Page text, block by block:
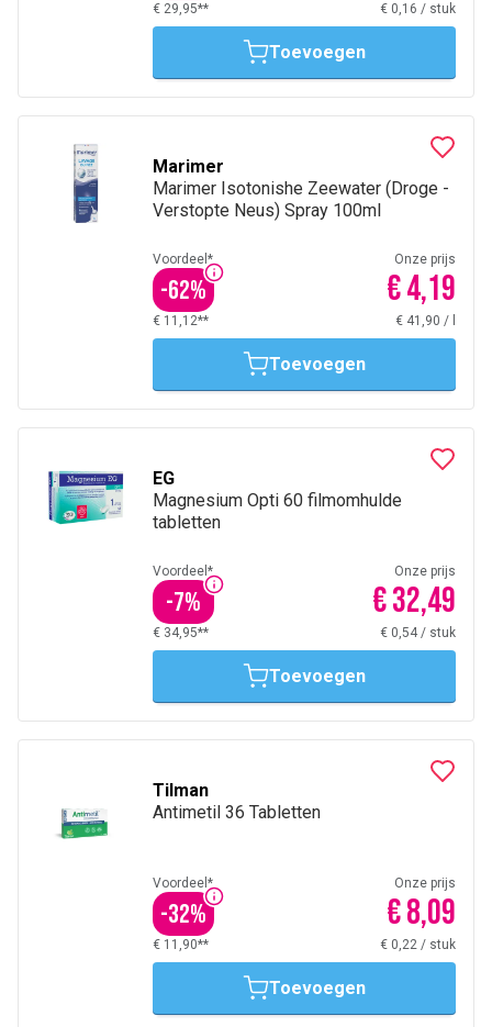
€ 29,95** € 0,16 / stuk
Toevoegen
Marimer
Marimer Isotonishe Zeewater (Droge -
Verstopte Neus) Spray 100ml
Voordeel*
-62%
Onze prijs
€ 4,19
€ 11,12** € 41,90 /
Toevoegen
EG
Magnesium Opti 60 filmomhulde
tabletten
Voordeel*
-7%
Onze prijs
€ 32,49
€ 34,95** € 0,54 / stuk
Toevoegen
Tilman
Antimetil 36 Tabletten
Voordeel*
-32%
Onze prijs
€ 8,09
€ 11,90** € 0,22 / stuk
Toevoegen